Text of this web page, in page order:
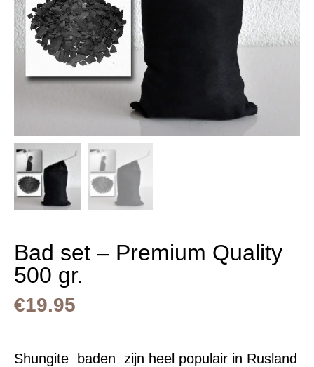
Bad set – Premium Quality
500 gr.
€19.95
Shungite baden zijn heel populair in Rusland